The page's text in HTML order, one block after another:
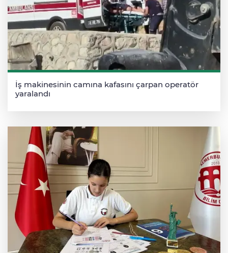
İş makinesinin camına kafasını çarpan operatör
yaralandı